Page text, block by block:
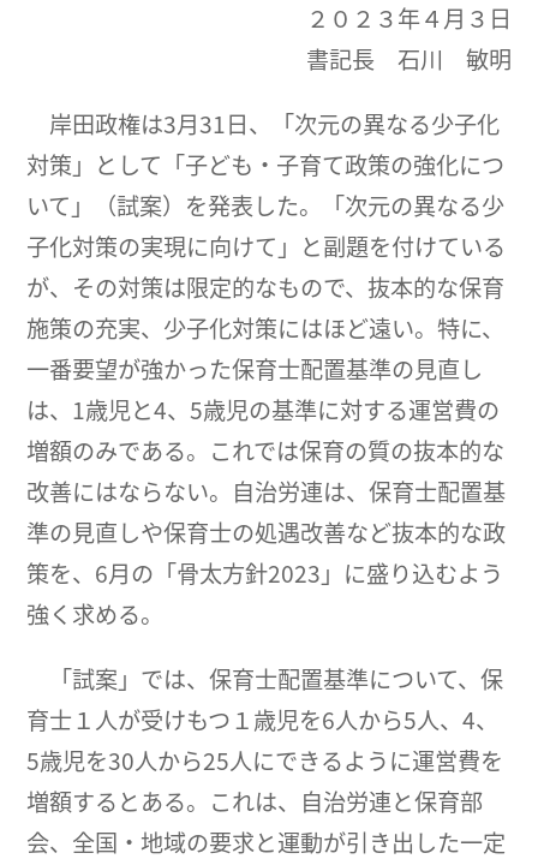
２０２３年４月３日
書記長 石川 敏明
岸田政権は3月31日、「次元の異なる少子化
対策」として「子ども・子育て政策の強化につ
いて」（試案）を発表した。「次元の異なる少
子化対策の実現に向けて」と副題を付けている
が、その対策は限定的なもので、抜本的な保育
施策の充実、少子化対策にはほど遠い。特に、
一番要望が強かった保育士配置基準の見直し
は、1歳児と4、5歳児の基準に対する運営費の
増額のみである。これでは保育の質の抜本的な
改善にはならない。自治労連は、保育士配置基
準の見直しや保育士の処遇改善など抜本的な政
策を、6月の「骨太方針2023」に盛り込むよう
強く求める。
「試案」では、保育士配置基準について、保
育士１人が受けもつ１歳児を6人から5人、4、
5歳児を30人から25人にできるように運営費を
増額するとある。これは、自治労連と保育部
会、全国・地域の要求と運動が引き出した一定